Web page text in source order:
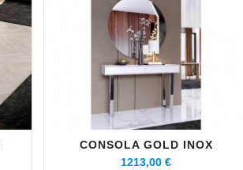
CONSOLA GOLD INOX
1213,00 €